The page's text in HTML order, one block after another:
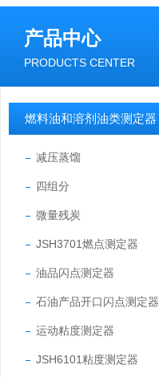
产品中心
PRODUCTS CENTER
燃料油和溶剂油类测定器
减压蒸馏
四组分
微量残炭
JSH3701燃点测定器
油品闪点测定器
石油产品开口闪点测定器
运动粘度测定器
JSH6101粘度测定器